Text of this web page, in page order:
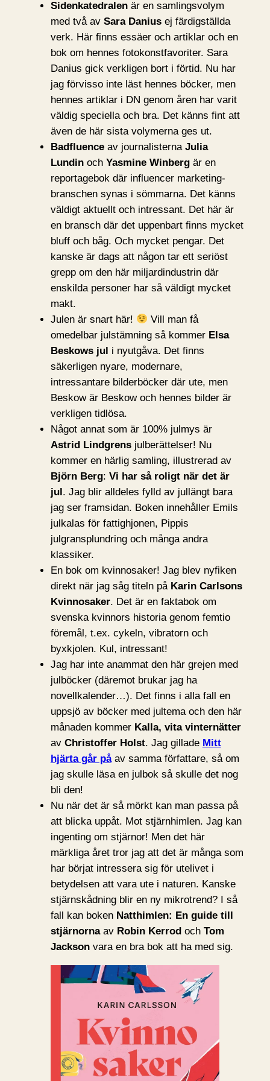
Sidenkatedralenär en samlingsvolym
med två av Sara Daniusej färdigställda
verk. Här finns essäer och artiklar och en
bok om hennes fotokonstfavoriter. Sara
Danius gick verkligen bort i förtid. Nu har
jag förvisso inte läst hennes böcker, men
hennes artiklar i DN genom åren har varit
väldig speciella och bra. Det känns fint att
även de här sista volymerna ges ut.
Badfluenceav journalisterna Julia
Lundinoch Yasmine Winbergär en
reportagebok där influencer marketing-
branschen synas i sömmarna. Det känns
väldigt aktuellt och intressant. Det här är
en bransch där det uppenbart finns mycket
bluff och båg. Och mycket pengar. Det
kanske är dags att någon tar ett seriöst
grepp om den här miljardindustrin där
enskilda personer har så väldigt mycket
makt.
Julen är snart här!
Vill man få
omedelbar julstämning så kommer Elsa
Beskows jul i nyutgåva. Det finns
säkerligen nyare, modernare,
intressantare bilderböcker där ute, men
Beskow är Beskow och hennes bilder är
verkligen tidlösa.
Något annat som är 100% julmys är
Astrid Lindgrensjulberättelser! Nu
kommer en härlig samling, illustrerad av
Björn Berg: Vi har så roligt när det är
jul. Jag blir alldeles fylld av jullängt bara
jag ser framsidan. Boken innehåller Emils
julkalas för fattighjonen, Pippis
julgransplundring och många andra
klassiker.
En bok om kvinnosaker! Jag blev nyfiken
direkt när jag såg titeln på Karin Carlsons
Kvinnosaker. Det är en faktabok om
svenska kvinnors historia genom femtio
föremål, t.ex. cykeln, vibratorn och
byxkjolen. Kul, intressant!
Jag har inte anammat den här grejen med
julböcker (däremot brukar jag ha
novellkalender…). Det finns i alla fall en
uppsjö av böcker med jultema och den här
månaden kommer Kalla, vita vinternätter
av Christoffer Holst. Jag gillade Mitt
hjärta går påav samma författare, så om
jag skulle läsa en julbok så skulle det nog
bli den!
Nu när det är så mörkt kan man passa på
att blicka uppåt. Mot stjärnhimlen. Jag kan
ingenting om stjärnor! Men det här
märkliga året tror jag att det är många som
har börjat intressera sig för utelivet i
betydelsen att vara ute i naturen. Kanske
stjärnskådning blir en ny mikrotrend? I så
fall kan boken Natthimlen: En guide till
stjärnornaav Robin Kerrodoch Tom
Jacksonvara en bra bok att ha med sig.